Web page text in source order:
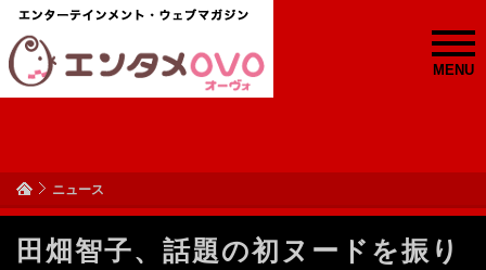
MENU
ニュース
田畑智子、話題の初ヌードを振り